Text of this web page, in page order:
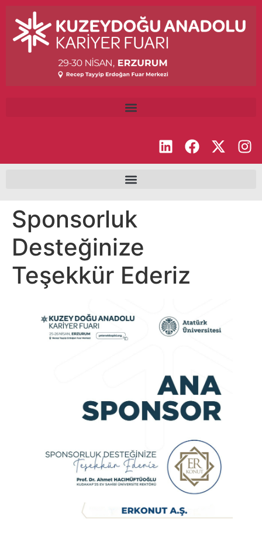
Sponsorluk
Desteğinize
Teşekkür Ederiz